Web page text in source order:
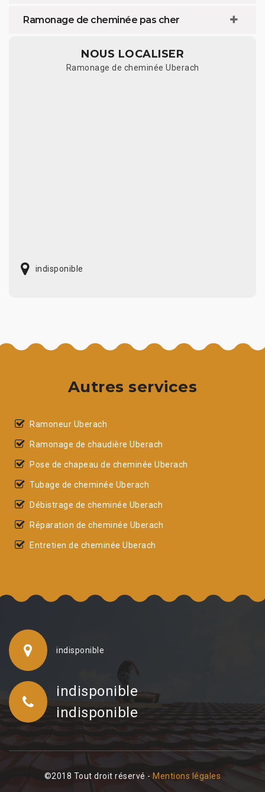
Ramonage de cheminée pas cher
NOUS LOCALISER
Ramonage de cheminée Uberach
indisponible
Autres services
Ramoneur Uberach
Ramonage de chaudière Uberach
Pose de chapeau de cheminée Uberach
Tubage de cheminée Uberach
Débistrage de cheminée Uberach
Réparation de cheminée Uberach
Entretien de cheminée Uberach
indisponible
indisponible
indisponible
©2018 Tout droit réservé - Mentions légales